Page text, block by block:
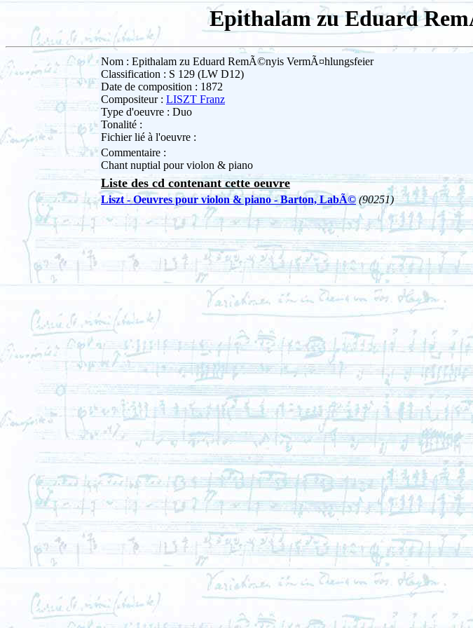
Epithalam zu Eduard
Nom : Epithalam zu Eduard RemÃ©nyis VermÃ¤hlungsfeier
Classification : S 129 (LW D12)
Date de composition : 1872
Compositeur : LISZT Franz
Type d'oeuvre : Duo
Tonalité :
Fichier lié à l'oeuvre :
Commentaire :
Chant nuptial pour violon & piano
Liste des cd contenant cette oeuvre
Liszt - Oeuvres pour violon & piano - Barton, LabÃ© (90251)